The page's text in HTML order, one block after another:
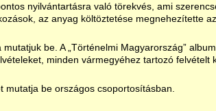
nyilvántartásra való törekvés, ami
az anyag költöztetése megnehezítette
be. A „Történelmi Magyarország”
minden vármegyéhez tartozó felvételt
mutatja be országos csoportosításban.